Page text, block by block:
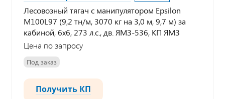
Лесовозный тягач с манипулятором Epsilon
M100L97 (9,2 тн/м, 3070 кг на 3,0 м, 9,7 м) за
кабиной, 6х6, 273 л.с., дв. ЯМЗ-536, КП ЯМЗ
Цена по запросу
Под заказ
Получить КП